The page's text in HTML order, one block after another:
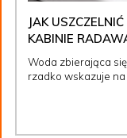
JAK
KABINIE
Woda zbierająca
rzadko wskazuje